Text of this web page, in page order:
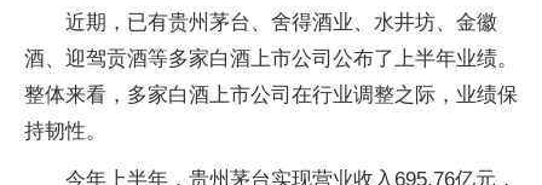
近期，已有贵州茅台、舍得酒业、水井坊、金徽
酒、迎驾贡酒等多家白酒上市公司公布了上半年业绩。
整体来看，多家白酒上市公司在行业调整之际，业绩保
持韧性。
今年上半年，贵州茅台实现营业收入695.76亿元，